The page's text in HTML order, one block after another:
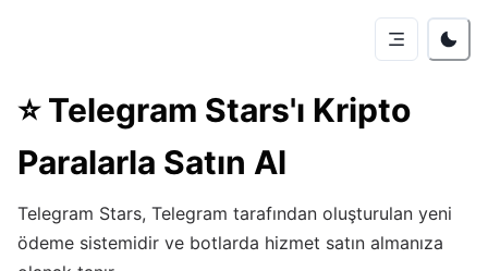
⭐Telegram Stars'ı Kripto
Paralarla Satın Al
Telegram Stars, Telegram tarafından oluşturulan yeni
ödeme sistemidir ve botlarda hizmet satın almanıza